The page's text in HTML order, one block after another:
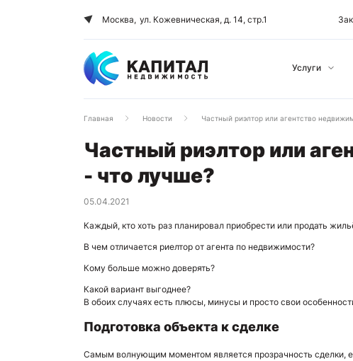
Москва, ул. Кожевническая, д. 14, стр.1
Услуги
Главная Новости Частный риэлтор или агентство
Частный риэлтор или
- что лучше?
05.04.2021
Каждый, кто хоть раз планировал приобрести или продать
В чем отличается риелтор от агента по недвижимости?
Кому больше можно доверять?
Какой вариант выгоднее?
В обоих случаях есть плюсы, минусы и просто свои
Подготовка объекта к сделке
Самым волнующим моментом является прозрачность сделки,